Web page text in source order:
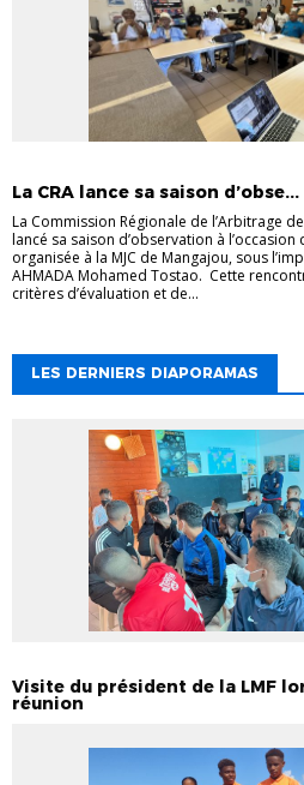
La CRA lance sa saison d’obse...
La Commission Régionale de l’Arbitrage
lancé sa saison d’observation à
organisée à la MJC de Mangajou, sous
AHMADA Mohamed Tostao. Cette
critères d’évaluation et de...
LES DERNIERS DIAPORAMAS
Visite du président de la LMF
réunion